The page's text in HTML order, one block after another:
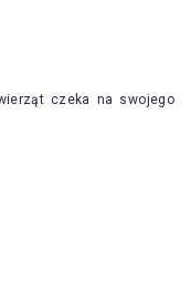
czeka na swojego